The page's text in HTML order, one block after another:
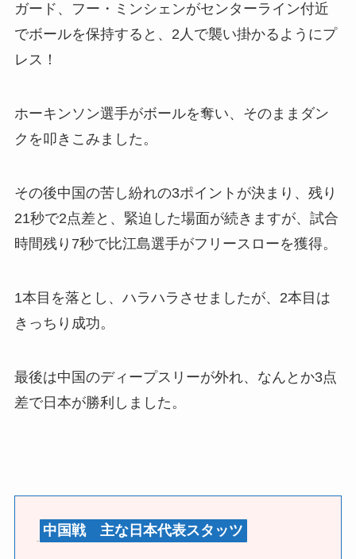
ガード、フー・ミンシェンがセンターライン付近
でボールを保持すると、2人で襲い掛かるようにプ
レス！
ホーキンソン選手がボールを奪い、そのままダン
クを叩きこみました。
その後中国の苦し紛れの3ポイントが決まり、残り
21秒で2点差と、緊迫した場面が続きますが、試合
時間残り7秒で比江島選手がフリースローを獲得。
1本目を落とし、ハラハラさせましたが、2本目は
きっちり成功。
最後は中国のディープスリーが外れ、なんとか3点
差で日本が勝利しました。
中国戦 主な日本代表スタッツ